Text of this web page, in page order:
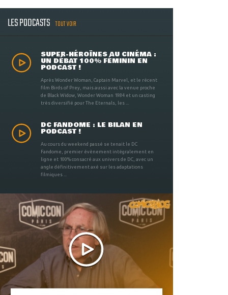
LES PODCASTS TOUT VOIR
SUPER-HÉROÏNES AU CINÉMA :
UN DÉBAT 100% FÉMININ EN
PODCAST !
Après Wonder Woman, Captain Marvel, et le récent
film Birds of Prey, mais aussi avec la venue proche
de Black Widow, Wonder Woman 1984 et un casting
très diversifié pour The Eternals, les ...
DC FANDOME : LE BILAN EN
PODCAST !
Au cours du weekend passé se tenait le DC
Fandome, premier évènement intégralement en
ligne et 100% consacré aux univers de DC, avec un
angle définitivement axé sur les adaptations
filmiques ...